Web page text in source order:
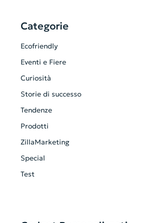
Categorie
Ecofriendly
Eventi e Fiere
Curiosità
Storie di successo
Tendenze
Prodotti
ZillaMarketing
Special
Test